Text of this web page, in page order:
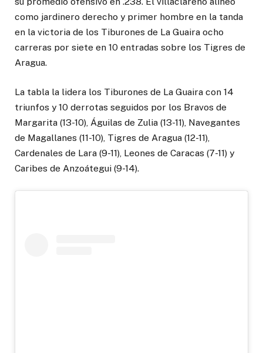
como jardinero derecho y primer hombre en la tanda
en la victoria de los Tiburones de La Guaira ocho
carreras por siete en 10 entradas sobre los Tigres de
Aragua.
La tabla la lidera los Tiburones de La Guaira con 14
triunfos y 10 derrotas seguidos por los Bravos de
Margarita (13-10), Águilas de Zulia (13-11), Navegantes
de Magallanes (11-10), Tigres de Aragua (12-11),
Cardenales de Lara (9-11), Leones de Caracas (7-11) y
Caribes de Anzoátegui (9-14).